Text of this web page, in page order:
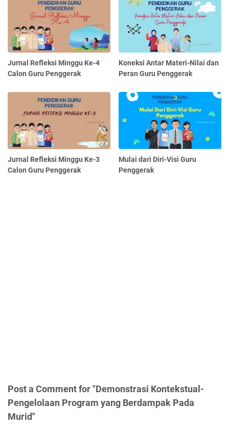
Jurnal Refleksi Minggu Ke-4
Calon Guru Penggerak
Koneksi Antar Materi-Nilai dan
Peran Guru Penggerak
Jurnal Refleksi Minggu Ke-3
Calon Guru Penggerak
Mulai dari Diri-Visi Guru
Penggerak
Post a Comment for "Demonstrasi Kontekstual-
Pengelolaan Program yang Berdampak Pada
Murid"